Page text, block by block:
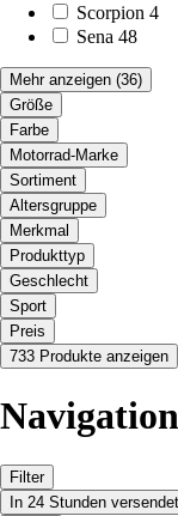
Scorpion 4
Sena 48
Mehr anzeigen (36)
Größe
Farbe
Motorrad-Marke
Sortiment
Altersgruppe
Merkmal
Produkttyp
Geschlecht
Sport
Preis
733 Produkte anzeigen
Filter
In 24 Stunden versendet